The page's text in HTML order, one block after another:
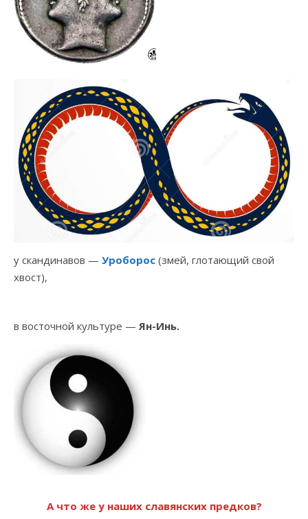
у скандинавов — Уроборос (змей, глотающий свой
хвост),
в восточной культуре — Ян-Инь.
А что же у наших славянских предков?